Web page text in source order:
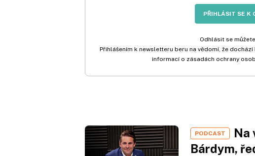
PŘIHLÁSIT SE K
Odhlásit se
Přihlášením k newsletteru beru na vědomí, že
informací o zásadách ochrany
PODCAST
Na
Bárdym,